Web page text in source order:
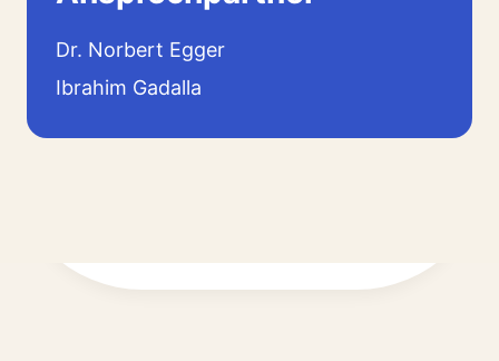
Dr. Norbert Egger
Ibrahim Gadalla